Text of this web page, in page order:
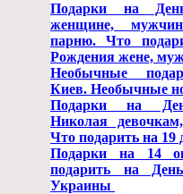
Подарки на
женщине,
парню. Что
Рождения жене,
Необычные
Киев. Необычные
Подарки на
Николая
Что подарить на 19
Подарки на 14
подарить на
Украины